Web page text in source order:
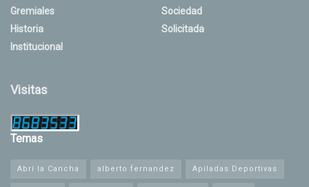
Gremiales
Historia
Institucional
Sociedad
Solicitada
Visitas
Temas
Abrí la Cancha alberto fernandez Apiladas Deportivas